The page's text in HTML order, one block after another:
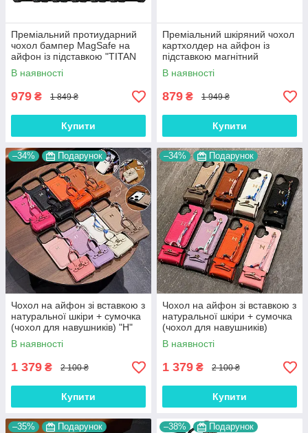
Преміальний протиударний
чохол бампер MagSafe на
айфон із підставкою "TITAN
COVER"
В наявності
979 ₴ 1 849 ₴
Купити
Преміальний шкіряний чохол
картхолдер на айфон із
підставкою магнітний
MagSafe "ECCELSO"
В наявності
879 ₴ 1 949 ₴
Купити
–34% Подарунок
Чохол на айфон зі вставкою з
натуральної шкіри + сумочка
(чохол для навушників) "H"
В наявності
1 379 ₴ 2 100 ₴
Купити
–34% Подарунок
Чохол на айфон зі вставкою з
натуральної шкіри + сумочка
(чохол для навушників)
В наявності
1 379 ₴ 2 100 ₴
Купити
–35% Подарунок –38% Подарунок